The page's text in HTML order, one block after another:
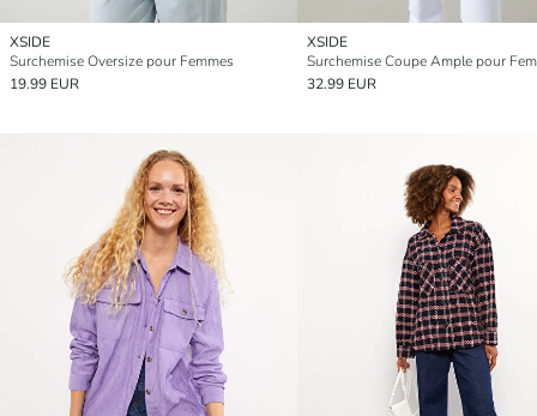
XSIDE
Surchemise Oversize pour Femmes
19.99 EUR
XSIDE
Surchemise Coupe Ample pour
32.99 EUR